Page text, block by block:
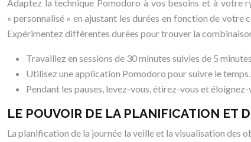
Adaptez la technique Pomodoro à vos besoins et à votre
« personnalisé » en ajustant les durées en fonction de
Expérimentez différentes durées pour trouver la
Travaillez en sessions de 30 minutes suivies de 5
Utilisez une application Pomodoro pour suivre le temps.
Pendant les pauses, levez-vous, étirez-vous et
LE POUVOIR DE LA PLANIFICATION ET
La planification de la journée la veille et la visualisation